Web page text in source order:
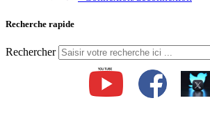
Recherche rapide
Rechercher